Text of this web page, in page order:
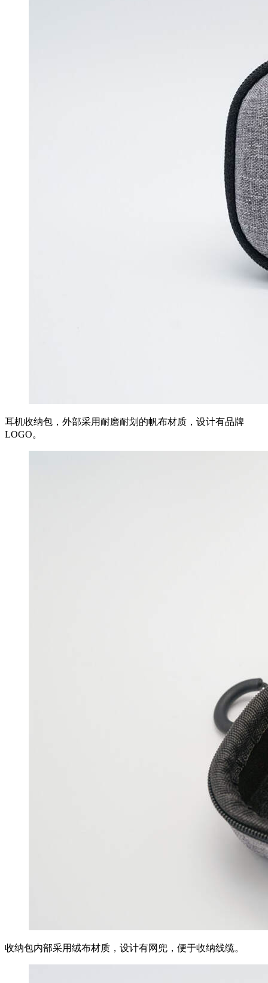
耳机收纳包，外部采用耐磨耐划的帆布材质，设计有品牌
LOGO。
收纳包内部采用绒布材质，设计有网兜，便于收纳线缆。